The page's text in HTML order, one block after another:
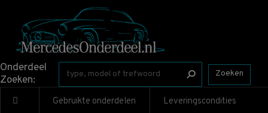
Onderdeel
Zoeken:
Zoeken
Gebruikte onderdelen Leveringscondities